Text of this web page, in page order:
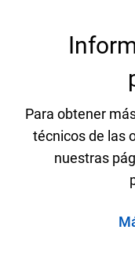
Para obtener
técnicos de las
nuestras